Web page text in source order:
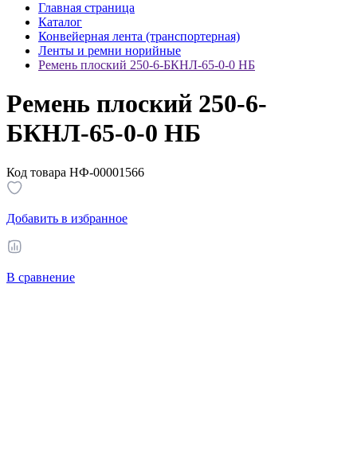
Главная страница
Каталог
Конвейерная лента (транспортерная)
Ленты и ремни норийные
Ремень плоский 250-6-БКНЛ-65-0-0 НБ
Ремень плоский 250-6-
БКНЛ-65-0-0 НБ
Код товара НФ-00001566
Добавить в избранное
В сравнение